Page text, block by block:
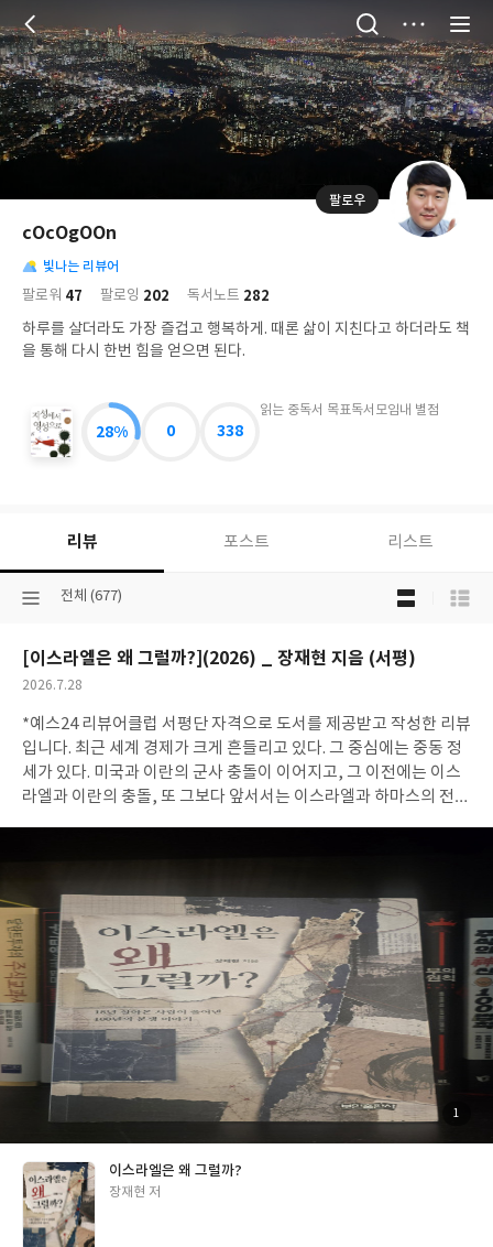
저
장
팔로우
cOcOgOOn
님
의
사
락
빛나는 리뷰어
팔로워 47 팔로잉 202 독서노트 282
하루를 살더라도 가장 즐겁고 행복하게. 때론 삶이 지친다고 하더라도 책
을 통해 다시 한번 힘을 얻으면 된다.
읽는 중
지
성
으
로
독서 목표
28%
독서모임
0
내 별점
338
리뷰 포스트 리스트
선
분
류
전체 (677)
기
선
[이스라엘은 왜 그럴까?](2026) _ 장재현 지음 (서평)
작
일
2026.7.28
*예스24 리뷰어클럽 서평단 자격으로 도서를 제공받고 작성한 리뷰
입니다. 최근 세계 경제가 크게 흔들리고 있다. 그 중심에는 중동 정
세가 있다. 미국과 이란의 군사 충돌이 이어지고, 그 이전에는 이스
라엘과 이란의 충돌, 또 그보다 앞서서는 이스라엘과 하마스의 전쟁
며 유럽에서 유대인들이 박해와 홀로코스트를 겪었고, 이후 팔레스
타인 지역에 이스라엘이 건국되는 과정에서 갈등이 시작됐다는 정
도는 알고 있었다. 하지만 그 정도의 지식만으로는 지금의 상황을 이
해하기 어려웠다. 유대인들은 어떤 과정을 거쳐 그 땅에 정착하게 되
었는지, 왜 예루살렘은 전 세계인이 성지로 여기는 곳이면서도 동시
에 세계에서 가장 위험한 분쟁 지역이 되었는지 늘 궁금했다. 그런
궁금증 때문에 읽게 된 책이 『이스라엘은 왜 그럴까?』였다. 이 책
은 나처럼 단편적인 사실은 알고 있지만 전체적인 역사적 흐름은 잘
모르는 사람들에게 꽤 도움이 된다. 저자인 장재현 작가는 약 18년
동안 이스라엘에서 생활하며 그 사회를 직접 경험했고, 그 경험을
'오랫동안 이스라엘에 살았다면 혹시 이스라엘의 입장에서만 서술
하는 것은 아닐까?'라는 생각도 들었다. 하지만 읽다 보니 그런 우려
는 많이 사라졌다. 저자는 유대인들이 겪었던 아픔을 이야기하면서
도 팔레스타인 사람들이 겪어온 고통 역시 함께 다루려고 노력한다.
첨
사
1
이스라엘은 왜 그럴까?
글
장재현 저